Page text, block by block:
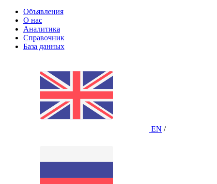
Объявления
О нас
Аналитика
Справочник
База данных
EN /